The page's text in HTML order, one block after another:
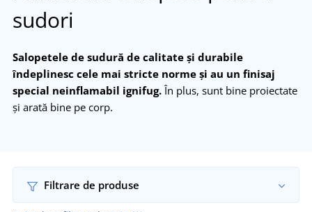
sudori
Salopetele de sudură de calitate și durabile
îndeplinesc cele mai stricte norme și au un finisaj
special neinflamabil ignifug.În plus, sunt bine proiectate
și arată bine pe corp.
Filtrare de produse